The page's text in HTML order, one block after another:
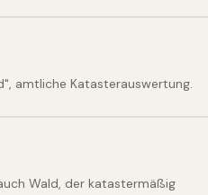
amtliche Katasterauswertung.
Wald, der katastermäßig